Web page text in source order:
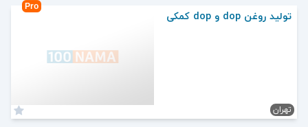
Pro
تولید روغن dop و dop کمکی
تهران